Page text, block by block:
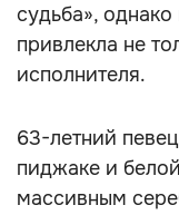
судьба»,
привлекла не
исполнителя.
63-летний
пиджаке и
массивным